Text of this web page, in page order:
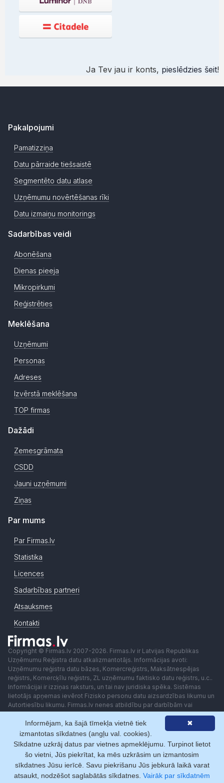
Ja Tev jau ir konts, pieslēdzies šeit!
Pakalpojumi
Pamatizziņa
Datu pārraide tiešsaistē
Segmentēto datu atlase
Uzņēmumu novērtēšanas rīki
Datu izmaiņu monitorings
Sadarbības veidi
Abonēšana
Dienas pieeja
Mikropirkumi
Reģistrēties
Meklēšana
Uzņēmumi
Personas
Adreses
Izvērstā meklēšana
TOP firmas
Dažādi
Zemesgrāmata
CSDD
Jauni uzņēmumi
Ziņas
Par mums
Par Firmas.lv
Statistika
Licences
Sadarbības partneri
Atsauksmes
Kontakti
Copyright © Firmas.lv 2007-2026. Firmas.lv ir Latvijas Republikas
Uzņēmumu Reģistra datu atkalizmantotājs. Informācijas avoti:
Uzņēmumu reģistra datu bāzes, Komercreģistrs, Maksātnespējas
reģistrs, Komercķīlu reģistrs, ZL uzņēmumu faktisko datu reģistrs, u.c..
Informācijai ir izziņas raksturs, un tai nav juridiska spēka. Sistēmas
lietotājs apņemas ievērot Fizisko personu datu aizsardzības likumu un
Autortiesību likumu. Firmas.lv nenes atbildību par darbībām vai
lēmumiem, kas balstīti uz saņemto pakalpojumu. Lietotājam aizliegts
izmantot jebkādas automatizētas sistēmas vai iekārtas (robotus)
piekļuvei sistēmai bez rakstiskas saskaņošanas ar Firmas.lv. Galvenā
redaktore: Ingūna Pempere.
Lietošanas noteikumi
Privātuma politika Norēķini ar
✖
Informējam, ka šajā tīmekļa vietnē tiek
izmantotas sīkdatnes (angļu val. cookies).
Sīkdatne uzkrāj datus par vietnes apmeklējumu. Turpinot lietot
šo vietni, Jūs piekrītat, ka mēs uzkrāsim un izmantosim
sīkdatnes Jūsu ierīcē. Savu piekrišanu Jūs jebkurā laikā varat
atsaukt, nodzēšot saglabātās sīkdatnes. Vairāk par sīkdatnēm